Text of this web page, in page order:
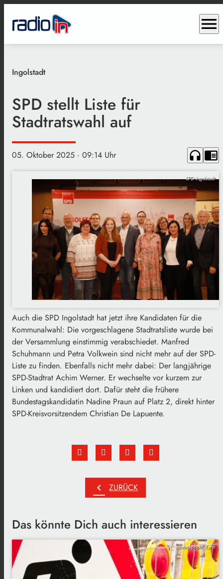
menu
Ingolstadt
SPD stellt Liste für
Stadtratswahl auf
05. Oktober 2025 · 09:14 Uhr headphones chrome_reader_mode
SPD Ingolstadt
Auch die SPD Ingolstadt hat jetzt ihre Kandidaten für die
Kommunalwahl: Die vorgeschlagene Stadtratsliste wurde bei
der Versammlung einstimmig verabschiedet. Manfred
Schuhmann und Petra Volkwein sind nicht mehr auf der SPD-
Liste zu finden. Ebenfalls nicht mehr dabei: Der langjährige
SPD-Stadtrat Achim Werner. Er wechselte vor kurzem zur
Linken und kandidiert dort. Dafür steht die frühere
Bundestagskandidatin Nadine Praun auf Platz 2, direkt hinter
SPD-Kreisvorsitzendem Christian De Lapuente.
chevron_left ZURÜCK
Das könnte Dich auch interessieren
istockphoto_Xyno